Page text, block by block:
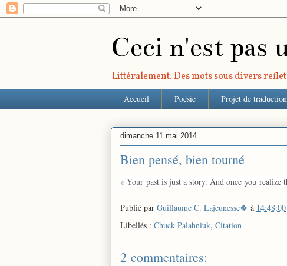
Ceci n'est pas
Littéralement. Des mots sous divers
Accueil Poésie Projet de traduction
dimanche 11 mai 2014
Bien pensé, bien tourné
« Your past is just a story. And once you realize
Publié par Guillaume C. Lajeunesse🍀 à 14:48:00
Libellés : Chuck Palahniuk, Citation
2 commentaires: